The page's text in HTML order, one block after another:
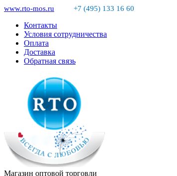
www.rto-mos.ru +7 (495) 133 16 60
Контакты
Условия сотрудничества
Оплата
Доставка
Обратная связь
Магазин оптовой торговли